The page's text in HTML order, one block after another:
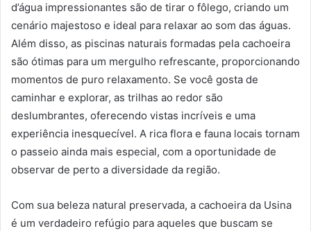
d’água impressionantes são de tirar o fôlego, criando um
cenário majestoso e ideal para relaxar ao som das águas.
Além disso, as piscinas naturais formadas pela cachoeira
são ótimas para um mergulho refrescante, proporcionando
momentos de puro relaxamento. Se você gosta de
caminhar e explorar, as trilhas ao redor são
deslumbrantes, oferecendo vistas incríveis e uma
experiência inesquecível. A rica flora e fauna locais tornam
o passeio ainda mais especial, com a oportunidade de
observar de perto a diversidade da região.
Com sua beleza natural preservada, a cachoeira da Usina
é um verdadeiro refúgio para aqueles que buscam se